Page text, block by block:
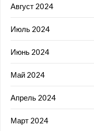
Август 2024
Июль 2024
Июнь 2024
Май 2024
Апрель 2024
Март 2024